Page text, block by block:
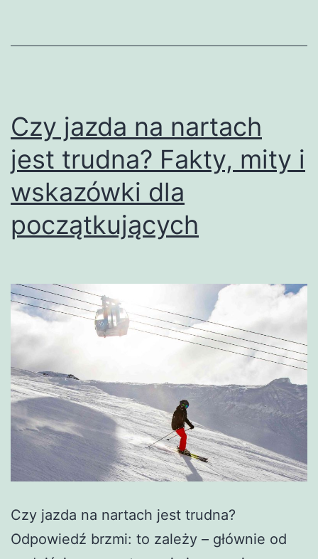
Czy jazda na nartach
jest trudna? Fakty, mity i
wskazówki dla
początkujących
Czy jazda na nartach jest trudna?
Odpowiedź brzmi: to zależy – głównie od